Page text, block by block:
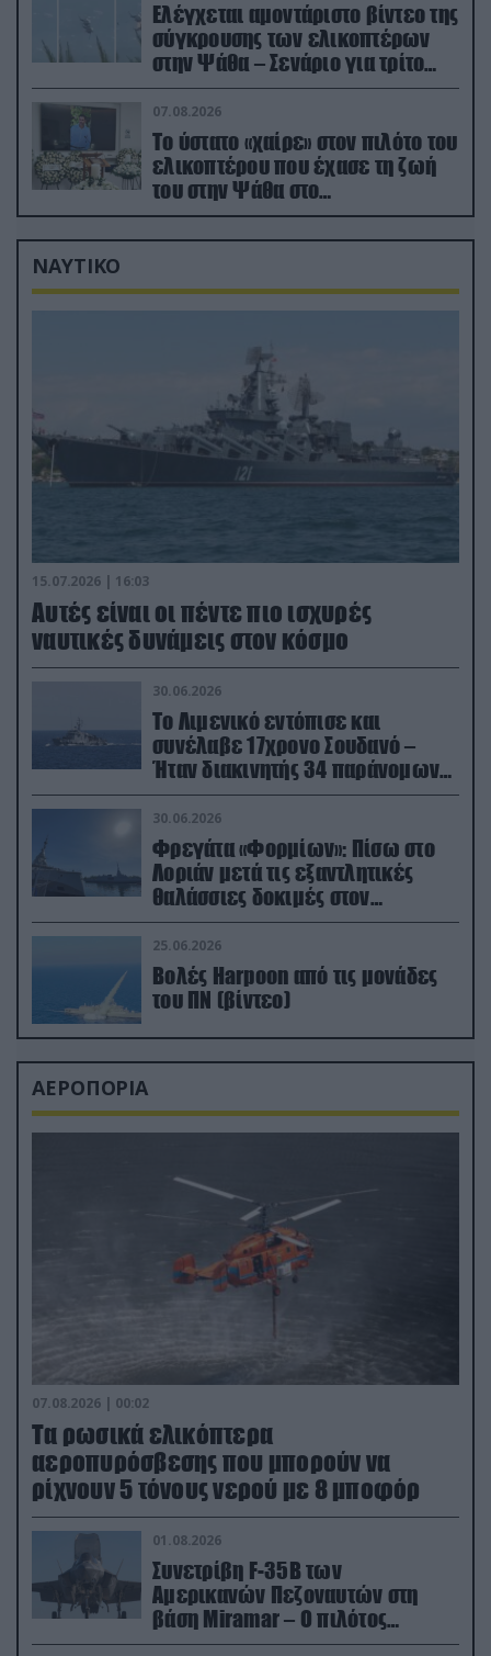
Ελέγχεται αμοντάριστο βίντεο της
σύγκρουσης των ελικοπτέρων
στην Ψάθα – Σενάριο για τρίτο
ελικόπτερο
07.08.2026
Το ύστατο «χαίρε» στον πιλότο του
ελικοπτέρου που έχασε τη ζωή
του στην Ψάθα στο
αποτεφρωτήριο Ριτσώνας
ΝΑΥΤΙΚΟ
15.07.2026 | 16:03
Aυτές είναι οι πέντε πιο ισχυρές
ναυτικές δυνάμεις στον κόσμο
30.06.2026
Το Λιμενικό εντόπισε και
συνέλαβε 17χρονο Σουδανό –
Ήταν διακινητής 34 παράνομων
μεταναστών
30.06.2026
Φρεγάτα «Φορμίων»: Πίσω στο
Λοριάν μετά τις εξαντλητικές
θαλάσσιες δοκιμές στον
απαιτητικό Βισκαϊκό
25.06.2026
Βολές Harpoon από τις μονάδες
του ΠΝ (βίντεο)
ΑΕΡΟΠΟΡΙΑ
07.08.2026 | 00:02
Τα ρωσικά ελικόπτερα
αεροπυρόσβεσης που μπορούν να
ρίχνουν 5 τόνους νερού με 8 μποφόρ
01.08.2026
Συνετρίβη F-35B των
Αμερικανών Πεζοναυτών στη
βάση Miramar – Ο πιλότος
εκτινάχθηκε εγκαίρως